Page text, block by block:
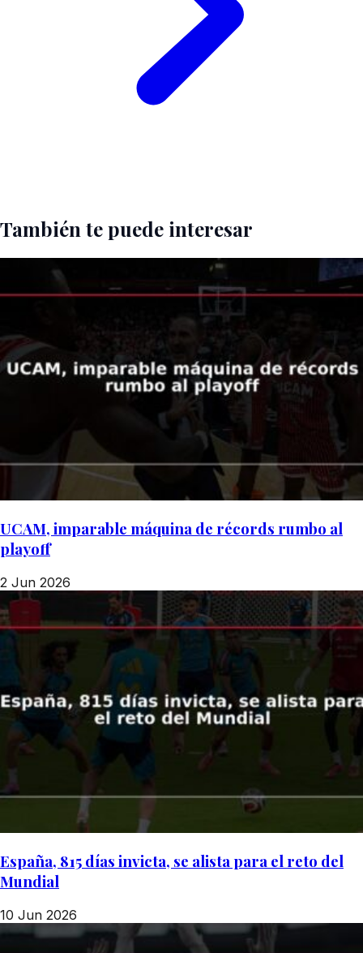
También te puede interesar
UCAM, imparable máquina de récords rumbo al
playoff
2 Jun 2026
España, 815 días invicta, se alista para el reto del
Mundial
10 Jun 2026